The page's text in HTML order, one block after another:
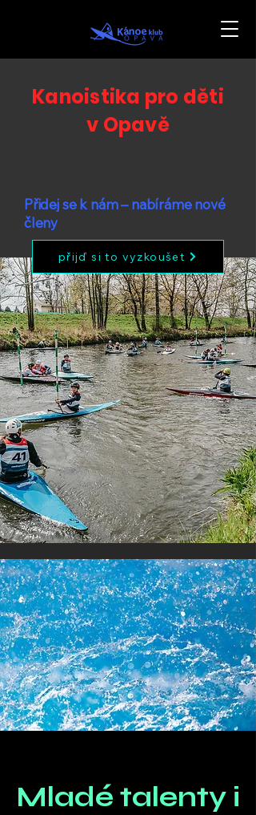
Kanoistika pro děti
v Opavě
Přidej se k nám – nabíráme nové
členy
přijď si to vyzkoušet
Mladé talenty i